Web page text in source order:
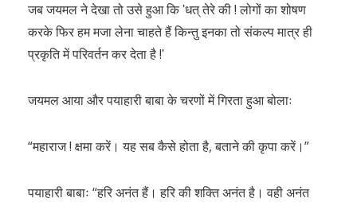
जब जयमल ने देखा तो उसे हुआ कि ʹधत् तेरे की ! लोगों का शोषण
करके फिर हम मजा लेना चाहते हैं किन्तु इनका तो संकल्प मात्र ही
प्रकृति में परिवर्तन कर देता है !ʹ
जयमल आया और पयाहारी बाबा के चरणों में गिरता हुआ बोलाः
“महाराज ! क्षमा करें। यह सब कैसे होता है, बताने की कृपा करें।”
पयाहारी बाबाः “हरि अनंत हैं। हरि की शक्ति अनंत है। वही अनंत